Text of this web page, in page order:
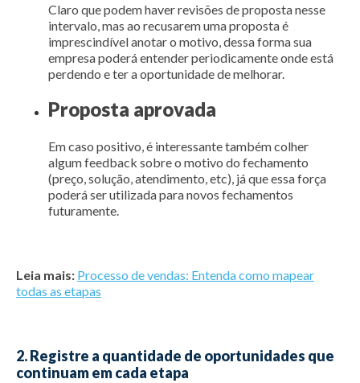
Claro que podem haver revisões de proposta nesse
intervalo, mas ao recusarem uma proposta é
imprescindível anotar o motivo, dessa forma sua
empresa poderá entender periodicamente onde está
perdendo e ter a oportunidade de melhorar.
Proposta aprovada
Em caso positivo, é interessante também colher
algum feedback sobre o motivo do fechamento
(preço, solução, atendimento, etc), já que essa força
poderá ser utilizada para novos fechamentos
futuramente.
Leia mais: Processo de vendas: Entenda como mapear
todas as etapas
2. Registre a quantidade de oportunidades que
continuam em cada etapa